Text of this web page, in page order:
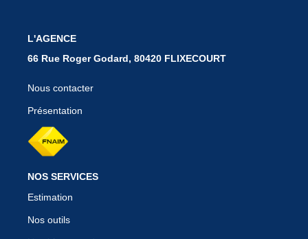
L'AGENCE
66 Rue Roger Godard, 80420 FLIXECOURT
Nous contacter
Présentation
NOS SERVICES
Estimation
Nos outils